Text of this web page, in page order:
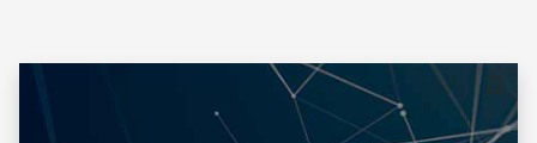
儲存